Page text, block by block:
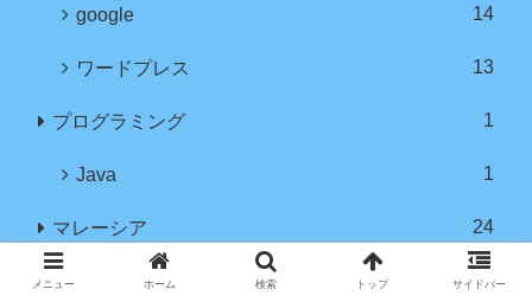
google 14
ワードプレス 13
プログラミング 1
Java 1
マレーシア 24
クアラルンプール 12
メニュー ホーム 検索 トップ サイドバー